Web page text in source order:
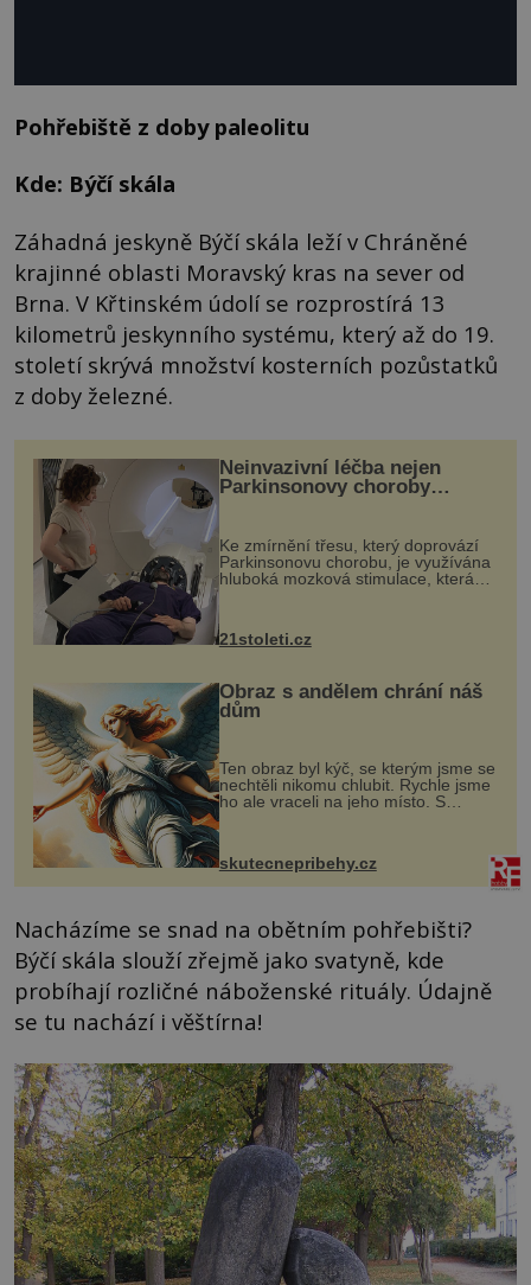
Pohřebiště z doby paleolitu
Kde: Býčí skála
Záhadná jeskyně Býčí skála leží v Chráněné
krajinné oblasti Moravský kras na sever od
Brna. V Křtinském údolí se rozprostírá 13
kilometrů jeskynního systému, který až do 19.
století skrývá množství kosterních pozůstatků
z doby železné.
Neinvazivní léčba nejen
Parkinsonovy choroby
Ke zmírnění třesu, který doprovází
Parkinsonovu chorobu, je využívána
hluboká mozková stimulace, která
však vyžaduje vysoce invazivní
zákrok. Ultrazvuk zase není vhodný
k dostatečně přesnému zacílení ...
21stoleti.cz
Obraz s andělem chrání náš
dům
Ten obraz byl kýč, se kterým jsme se
nechtěli nikomu chlubit. Rychle jsme
ho ale vraceli na jeho místo. S
manželem Vaškem jsme si pořídili
chaloupku, takový domek na severu
Čech, kde jsme si naplánova...
skutecnepribehy.cz
Nacházíme se snad na obětním pohřebišti?
Býčí skála slouží zřejmě jako svatyně, kde
probíhají rozličné náboženské rituály. Údajně
se tu nachází i věštírna!